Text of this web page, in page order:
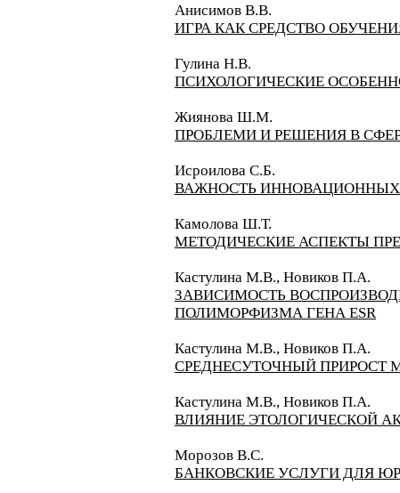
Анисимов В.В.
ИГРА КАК СРЕДСТВО
Гулина Н.В.
ПСИХОЛОГИЧЕСКИЕ
Жиянова Ш.М.
ПРОБЛЕМИ И РЕШЕНИЯ В
Исроилова С.Б.
ВАЖНОСТЬ ИННОВАЦИОННЫХ
Камолова Ш.Т.
МЕТОДИЧЕСКИЕ АСПЕКТЫ
Кастулина М.В., Новиков П.А.
ЗАВИСИМОСТЬ
ПОЛИМОРФИЗМА ГЕНА ESR
Кастулина М.В., Новиков П.А.
СРЕДНЕСУТОЧНЫЙ ПРИРОСТ
Кастулина М.В., Новиков П.А.
ВЛИЯНИЕ ЭТОЛОГИЧЕСКОЙ
Морозов В.С.
БАНКОВСКИЕ УСЛУГИ ДЛЯ